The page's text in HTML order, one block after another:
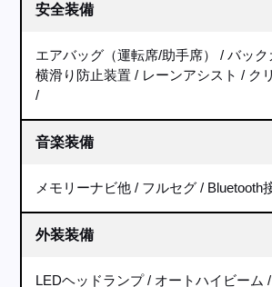
安全装備
エアバッグ（運転席/助手席） バック
横滑り防止装置
レーンアシスト ク
音楽装備
メモリーナビ他 フルセグ Bluetooth
外装装備
LEDヘッドランプ オートハイビーム